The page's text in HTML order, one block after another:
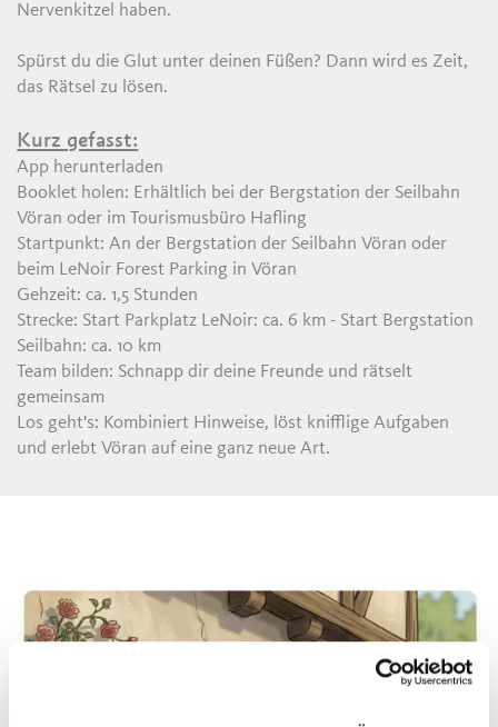
Nervenkitzel haben.
Spürst du die Glut unter deinen Füßen? Dann wird es Zeit,
das Rätsel zu lösen.
Kurz gefasst:
App herunterladen
Booklet holen: Erhältlich bei der Bergstation der Seilbahn
Vöran oder im Tourismusbüro Hafling
Startpunkt: An der Bergstation der Seilbahn Vöran oder
beim LeNoir Forest Parking in Vöran
Gehzeit: ca. 1,5 Stunden
Strecke: Start Parkplatz LeNoir: ca. 6 km - Start Bergstation
Seilbahn: ca. 10 km
Team bilden: Schnapp dir deine Freunde und rätselt
gemeinsam
Los geht's: Kombiniert Hinweise, löst knifflige Aufgaben
und erlebt Vöran auf eine ganz neue Art.